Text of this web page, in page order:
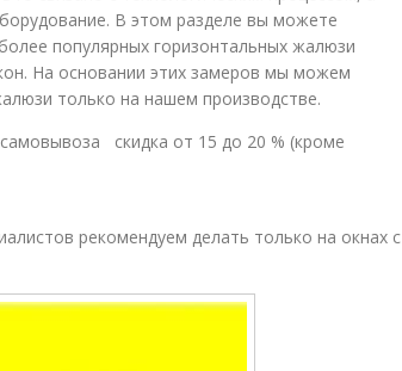
В этом разделе вы можете
популярных горизонтальных жалюзи
На основании этих замеров мы можем
только на нашем производстве.
скидка от 15 до 20 % (кроме
рекомендуем делать только на окнах с